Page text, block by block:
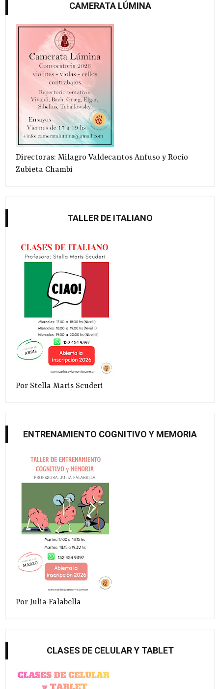
CAMERATA LÚMINA
Directoras: Milagro Valdecantos Anfuso y Rocío
Zubieta Chambi
TALLER DE ITALIANO
Por Stella Maris Scuderi
ENTRENAMIENTO COGNITIVO Y MEMORIA
Por Julia Falabella
CLASES DE CELULAR Y TABLET